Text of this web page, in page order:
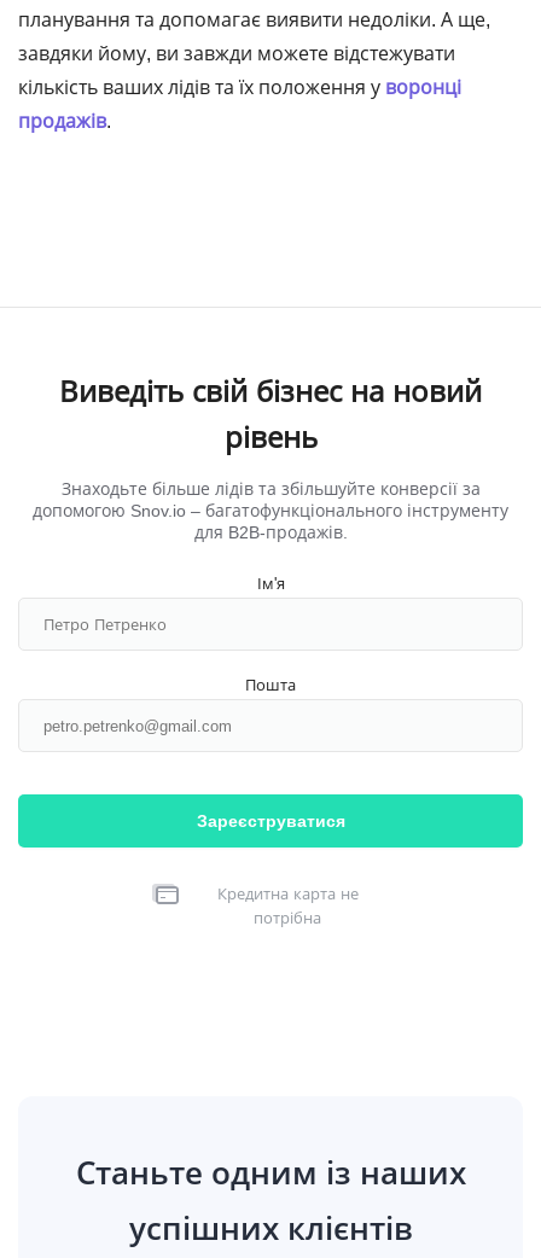
планування та допомагає виявити недоліки. А ще,
завдяки йому, ви завжди можете відстежувати
кількість ваших лідів та їх положення у воронці
продажів.
Виведіть свій бізнес на новий
рівень
Знаходьте більше лідів та збільшуйте конверсії за
допомогою Snov.io ‒ багатофункціонального інструменту
для B2B-продажів.
Ім'я
Пошта
Зареєструватися
Кредитна карта не
потрібна
Станьте одним із наших
успішних клієнтів